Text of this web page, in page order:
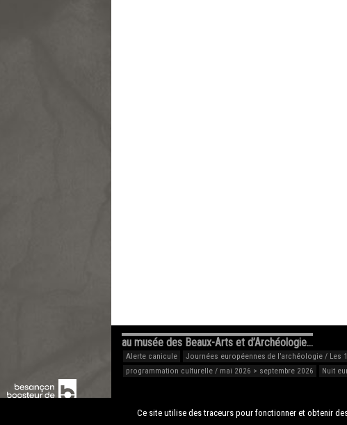
au musée des Beaux-Arts et d’Archéologie…
Alerte canicule Journées européennes de l’archéologie / Les
programmation culturelle / mai 2026 > septembre 2026
Nuit
Ce site utilise des traceurs pour fonctionner et obtenir